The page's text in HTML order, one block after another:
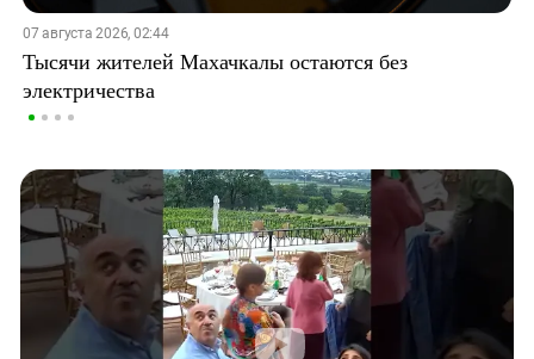
07 августа 2026, 02:44
Тысячи жителей Махачкалы остаются без
электричества